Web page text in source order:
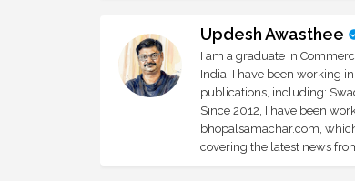
Updesh Awasthee
I am a graduate in
India. I have been working
publications, including:
Since 2012, I have been
bhopalsamachar.com,
covering the latest news